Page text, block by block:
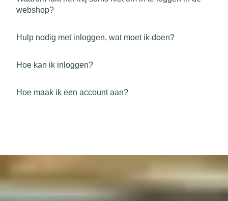
webshop?
Hulp nodig met inloggen, wat moet ik doen?
Hoe kan ik inloggen?
Hoe maak ik een account aan?